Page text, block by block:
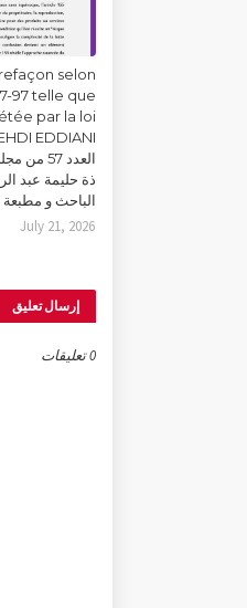
selon
97 telle que
par la loi
العدد
ذة حليمة عبد
الباحث و مطبعة
July 21, 2026
إرسال تعليق
0 تعليقات